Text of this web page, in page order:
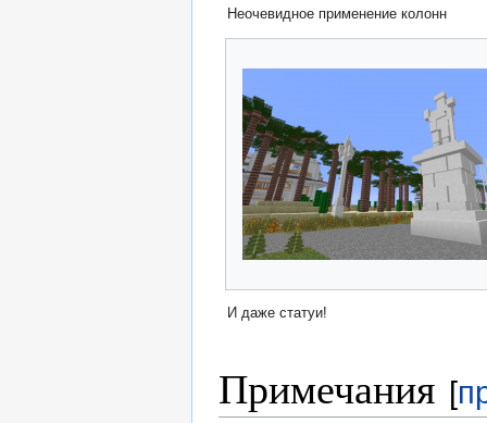
Неочевидное применение колонн
И даже статуи!
Примечания [